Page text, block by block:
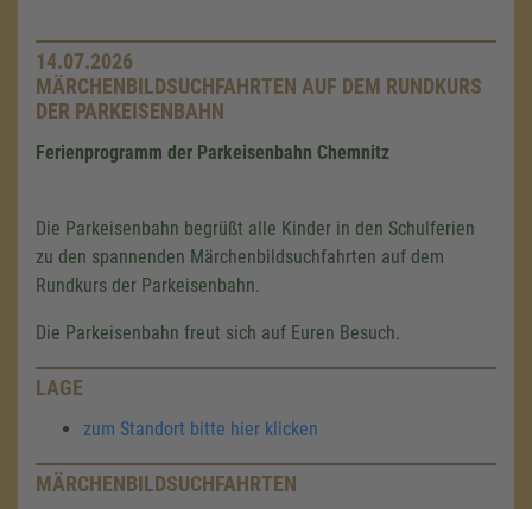
14.07.2026
MÄRCHENBILDSUCHFAHRTEN AUF DEM RUNDKURS
DER PARKEISENBAHN
Ferienprogramm der Parkeisenbahn Chemnitz
Die Parkeisenbahn begrüßt alle Kinder in den Schulferien
zu den spannenden Märchenbildsuchfahrten auf dem
Rundkurs der Parkeisenbahn.
Die Parkeisenbahn freut sich auf Euren Besuch.
LAGE
zum Standort bitte hier klicken
MÄRCHENBILDSUCHFAHRTEN